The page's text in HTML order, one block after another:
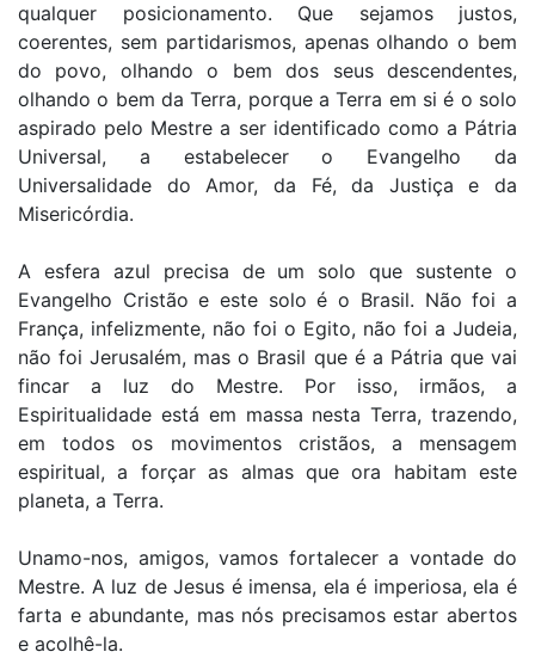
qualquer posicionamento. Que sejamos justos,
coerentes, sem partidarismos, apenas olhando o bem
do povo, olhando o bem dos seus descendentes,
olhando o bem da Terra, porque a Terra em si é o solo
aspirado pelo Mestre a ser identificado como a Pátria
Universal, a estabelecer o Evangelho da
Universalidade do Amor, da Fé, da Justiça e da
Misericórdia.
A esfera azul precisa de um solo que sustente o
Evangelho Cristão e este solo é o Brasil. Não foi a
França, infelizmente, não foi o Egito, não foi a Judeia,
não foi Jerusalém, mas o Brasil que é a Pátria que vai
fincar a luz do Mestre. Por isso, irmãos, a
Espiritualidade está em massa nesta Terra, trazendo,
em todos os movimentos cristãos, a mensagem
espiritual, a forçar as almas que ora habitam este
planeta, a Terra.
Unamo-nos, amigos, vamos fortalecer a vontade do
Mestre. A luz de Jesus é imensa, ela é imperiosa, ela é
farta e abundante, mas nós precisamos estar abertos
e acolhê-la.